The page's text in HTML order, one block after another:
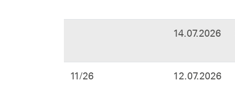
14.07.2026
11/26 12.07.2026